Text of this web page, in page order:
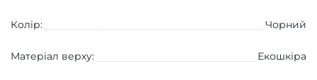
Колір: Чорний
Матеріал верху: Екошкіра